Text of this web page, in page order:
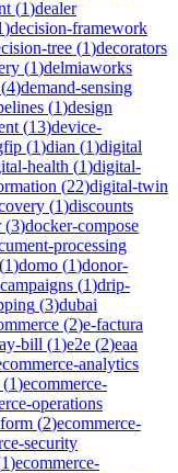
(1)dealer
)decision-framework
tree (1)decorators
(1)delmiaworks
(4)demand-sensing
(1)design
(13)device-
(1)dian (1)digital
health (1)digital-
(22)digital-twin
(1)discounts
(3)docker-compose
processing
1)domo (1)donor-
(1)drip-
(3)dubai
(2)e-factura
bill (1)e2e (2)eaa
analytics
(1)ecommerce-
operations
(2)ecommerce-
security
1)ecommerce-